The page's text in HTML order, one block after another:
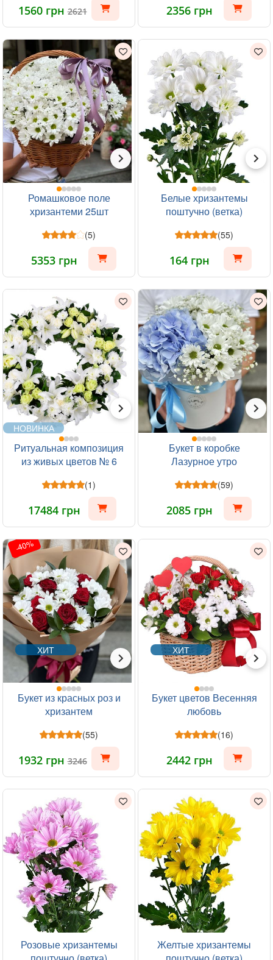
1560 грн2621 2356 грн
Ромашковое поле
хризантеми 25шт
(5)
5353 грн
Белые хризантемы
поштучно (ветка)
(55)
164 грн
НОВИНКА
Ритуальная композиция
из живых цветов № 6
(1)
17484 грн
Букет в коробке
Лазурное утро
(59)
2085 грн
-40%
ХИТ
Букет из красных роз и
хризантем
(55)
1932 грн3246
ХИТ
Букет цветов Весенняя
любовь
(16)
2442 грн
Розовые хризантемы
Желтые хризантемы